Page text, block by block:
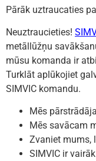
Pārāk uztraucaties
Neuztraucieties!
metāllūžņu
mūsu komanda ir
Turklāt aplūkojiet
SIMVIC komandu.
Mēs
Mēs savācam
Zvaniet mums,
SIMVIC ir